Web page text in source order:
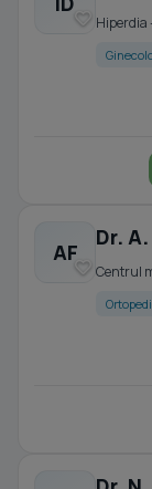
Hiperdia
AF
Dr.
Centrul